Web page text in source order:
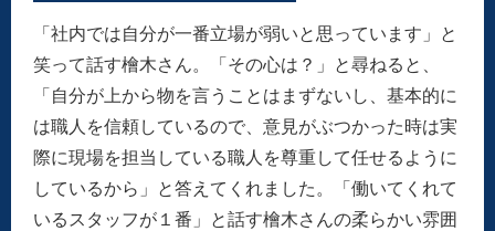
「社内では自分が一番立場が弱いと思っています」と
笑って話す檜木さん。「その心は？」と尋ねると、
「自分が上から物を言うことはまずないし、基本的に
は職人を信頼しているので、意見がぶつかった時は実
際に現場を担当している職人を尊重して任せるように
しているから」と答えてくれました。「働いてくれて
いるスタッフが１番」と話す檜木さんの柔らかい雰囲